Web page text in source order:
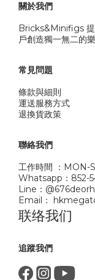
關於我們
Bricks&Minifigs 提
戶創造獨一無二的
常見問題
條款與細則
運送服務方式
退換貨政策
聯絡我們
工作時間 ：MON-
Whatsapp：852-
Line：@676deorh
Email：
联络我们
追蹤我們